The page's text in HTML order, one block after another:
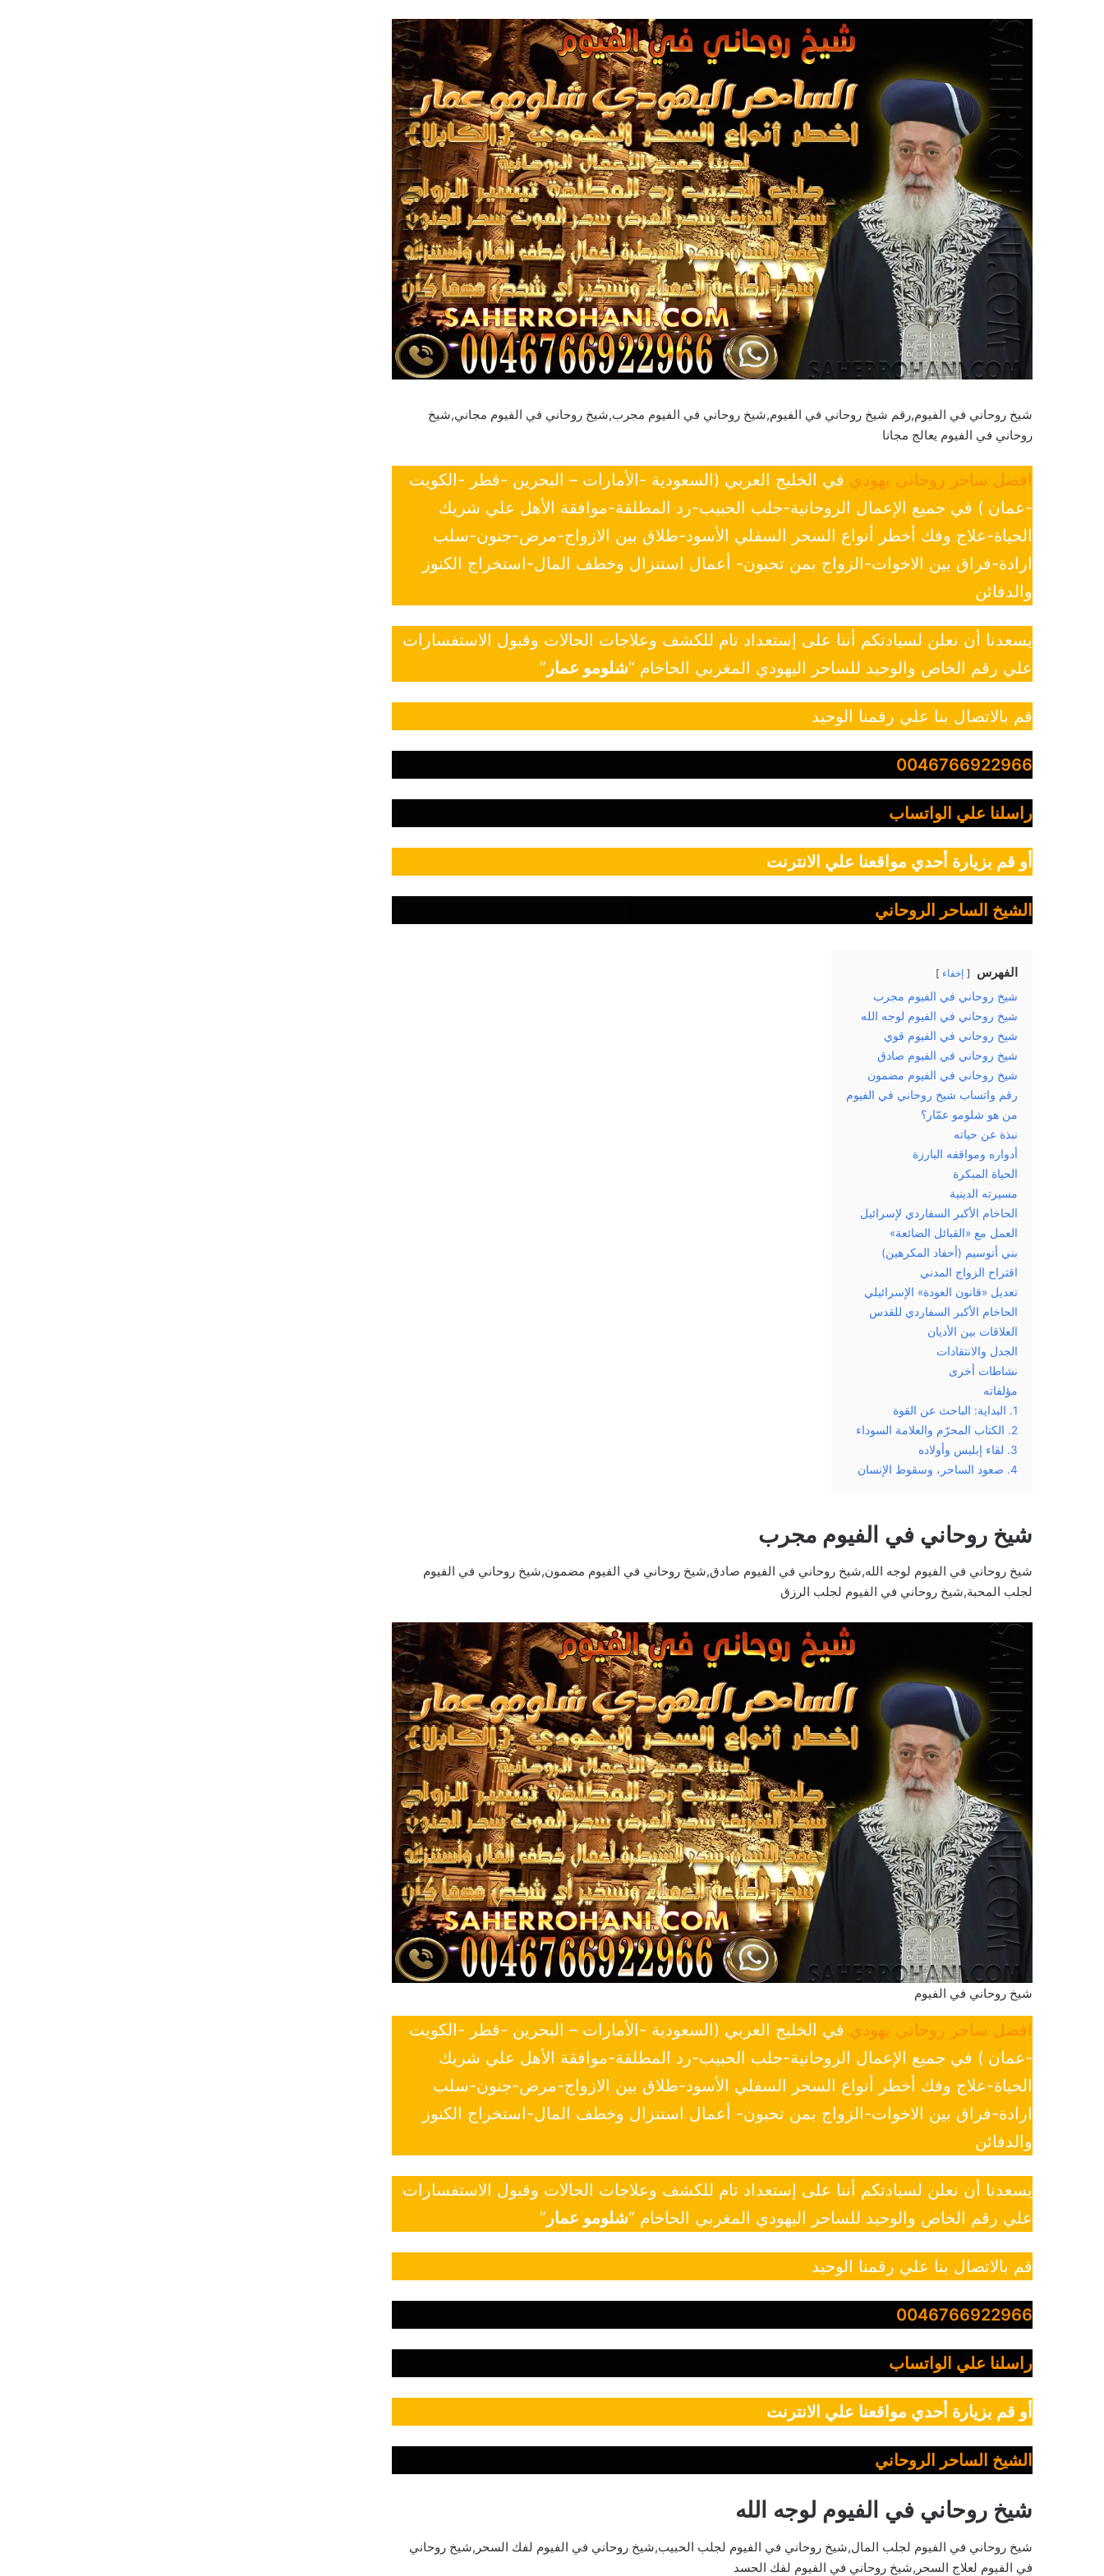
شيخ روحاني في الفيوم,رقم شيخ روحاني في الفيوم,شيخ روحاني في الفيوم مجرب,شيخ روحاني في الفيوم مجاني,شيخ
روحاني في الفيوم يعالج مجانا
افضل ساحر روحاني يهودي في الخليج العربي (السعودية -الأمارات – البحرين -قطر -الكويت
-عمان ) في جميع الإعمال الروحانية-جلب الحبيب-رد المطلقة-موافقة الأهل علي شريك
الحياة-علاج وفك أخطر أنواع السحر السفلي الأسود-طلاق بين الازواج-مرض-جنون-سلب
ارادة-فراق بين الاخوات-الزواج بمن تحبون- أعمال استنزال وخطف المال-استخراج الكنوز
والدفائن
يسعدنا أن نعلن لسيادتكم أننا على إستعداد تام للكشف وعلاجات الحالات وقبول الاستفسارات
علي رقم الخاص والوحيد للساحر اليهودي المغربي الحاخام “شلومو عمار ”
قم بالاتصال بنا علي رقمنا الوحيد
0046766922966
راسلنا علي الواتساب
أو قم بزيارة أحدي مواقعنا علي الانترنت
الشيخ الساحر الروحاني
الفهرس إخفاء
شيخ روحاني في الفيوم مجرب
شيخ روحاني في الفيوم لوجه الله
شيخ روحاني في الفيوم قوي
شيخ روحاني في الفيوم صادق
شيخ روحاني في الفيوم مضمون
رقم واتساب شيخ روحاني في الفيوم
من هو شلومو عمّار؟
نبذة عن حياته
أدواره ومواقفه البارزة
الحياة المبكرة
مسيرته الدينية
الحاخام الأكبر السفاردي لإسرائيل
العمل مع «القبائل الضائعة»
بني أنوسيم (أحفاد المكرهين)
اقتراح الزواج المدني
تعديل «قانون العودة» الإسرائيلي
الحاخام الأكبر السفاردي للقدس
العلاقات بين الأديان
الجدل والانتقادات
نشاطات أخرى
مؤلفاته
1. البداية: الباحث عن القوة
2. الكتاب المحرّم والعلامة السوداء
3. لقاء إبليس وأولاده
4. صعود الساحر، وسقوط الإنسان
شيخ روحاني في الفيوم مجرب
شيخ روحاني في الفيوم لوجه الله,شيخ روحاني في الفيوم صادق,شيخ روحاني في الفيوم مضمون,شيخ روحاني في الفيوم
لجلب المحبة,شيخ روحاني في الفيوم لجلب الرزق
شيخ روحاني في الفيوم
افضل ساحر روحاني يهودي في الخليج العربي (السعودية -الأمارات – البحرين -قطر -الكويت
-عمان ) في جميع الإعمال الروحانية-جلب الحبيب-رد المطلقة-موافقة الأهل علي شريك
الحياة-علاج وفك أخطر أنواع السحر السفلي الأسود-طلاق بين الازواج-مرض-جنون-سلب
ارادة-فراق بين الاخوات-الزواج بمن تحبون- أعمال استنزال وخطف المال-استخراج الكنوز
والدفائن
يسعدنا أن نعلن لسيادتكم أننا على إستعداد تام للكشف وعلاجات الحالات وقبول الاستفسارات
علي رقم الخاص والوحيد للساحر اليهودي المغربي الحاخام “شلومو عمار ”
قم بالاتصال بنا علي رقمنا الوحيد
0046766922966
راسلنا علي الواتساب
أو قم بزيارة أحدي مواقعنا علي الانترنت
الشيخ الساحر الروحاني
شيخ روحاني في الفيوم لوجه الله
شيخ روحاني في الفيوم لجلب المال,شيخ روحاني في الفيوم لجلب الحبيب,شيخ روحاني في الفيوم لفك السحر,شيخ روحاني
في الفيوم لعلاج السحر,شيخ روحاني في الفيوم لفك الحسد